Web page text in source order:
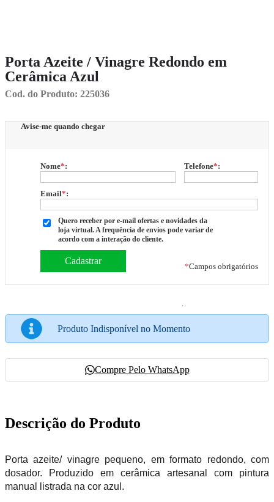
Porta Azeite / Vinagre Redondo em
Cerâmica Azul
Cod. do Produto: 225036
Avise-me quando chegar
Nome*: Telefone*:
Email*:
Quero receber por e-mail ofertas e novidades da
loja virtual. A frequência de envios pode variar de
acordo com a interação do cliente.
*Campos obrigatórios
Produto Indisponível no Momento
Compre Pelo WhatsApp
Descrição do Produto
Porta azeite/ vinagre pequeno, em formato redondo, com
dosador. Produzido em cerâmica artesanal com pintura
manual listrada na cor azul.